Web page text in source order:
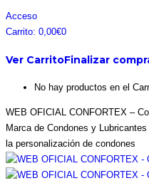
Acceso
Carrito: 0,00€0
Ver CarritoFinalizar
No hay productos en el
WEB OFICIAL CONFORTEX –
Marca de Condones y
la personalización de condones